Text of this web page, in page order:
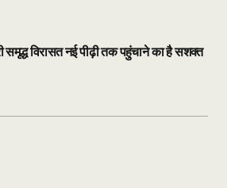
समृद्ध विरासत नई पीढ़ी तक पहुंचाने का है सशक्त